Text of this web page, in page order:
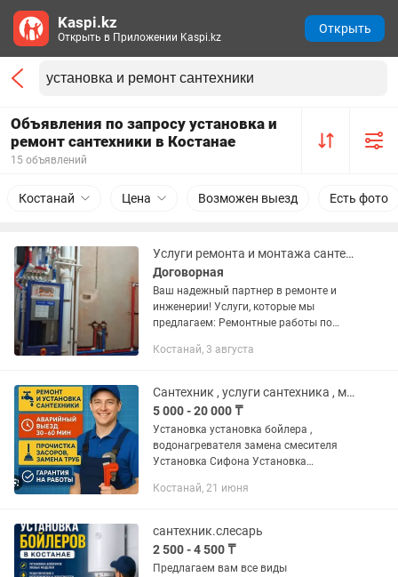
Объявления по запросу установка и
ремонт сантехники в Костанае
15 объявлений
Костанай Цена Возможен выезд Есть фото
Услуги ремонта и монтажа сантехники
Договорная
Ваш надежный партнер в ремонте и
инженерии! Услуги, которые мы
предлагаем: Ремонтные работы по
наладка Установка розеток,
проводки,...
Костанай, 3 августа
Сантехник , услуги сантехника , мелкосрочный ремонт
5 000 - 20 000 ₸
Установка установка бойлера ,
водонагревателя замена смесителя
Установка Сифона Установка
полотенцесушителя; Установка
Замена раковины; Замена...
Костанай, 21 июня
сантехник.слесарь
2 500 - 4 500 ₸
Предлагаем вам все виды
Kaspi.kz
Открыть в Приложении Kaspi.kz
Открыть